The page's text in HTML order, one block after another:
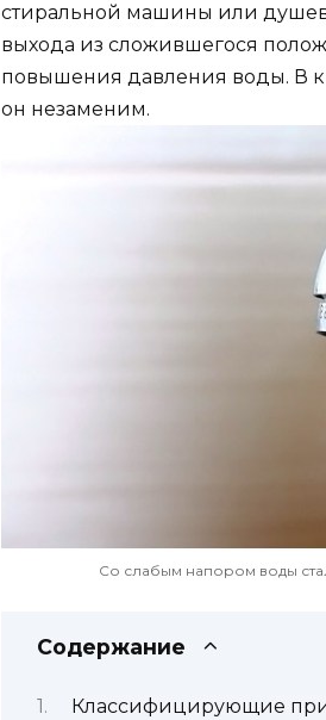
стиральной машины или
выхода из сложившегося
повышения давления воды. В
он незаменим.
Со слабым напором воды
Содержание
Классифицирующие